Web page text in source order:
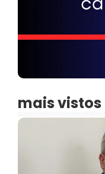
mais vistos